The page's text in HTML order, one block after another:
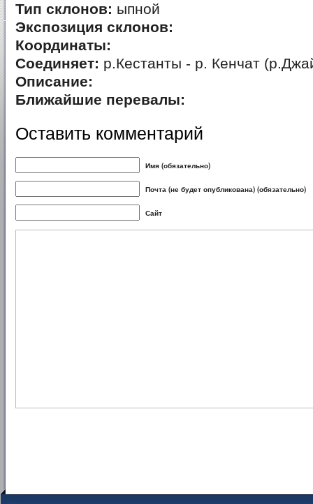
Тип склонов: ыпной
Экспозиция склонов:
Координаты:
Соединяет: р.Кестанты - р. Кенчат
Описание:
Ближайшие перевалы:
Оставить комментарий
Имя (обязательно)
Почта (не будет опубликована) (обязательно)
Сайт